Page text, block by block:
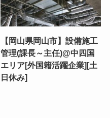
【岡山県岡山市】設備施工
管理(課長～主任)@中四国
エリア[外国籍活躍企業][土
日休み]